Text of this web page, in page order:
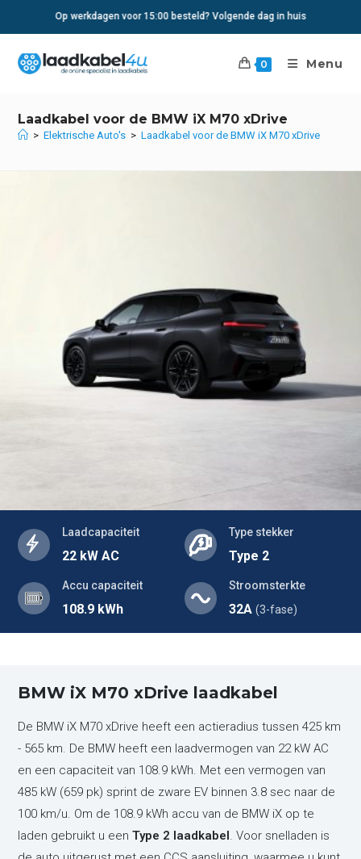
Op werkdagen voor 15:00 besteld? Volgende dag in huis
0 Menu
Laadkabel voor de BMW iX M70 xDrive
> Elektrische Auto's > Laadkabel voor de BMW iX M70 xDrive
Laadcapaciteit
22 kW AC
Type stekker
Type 2
Accu capaciteit
108.9 kWh
Stroomsterkte
32A (3-fase)
BMW iX M70 xDrive laadkabel
De BMW iX M70 xDrive heeft een actieradius tussen 425 km
- 565 km. De BMW heeft een laadvermogen van 22 kW AC
en een capaciteit van 108.9 kWh. Met een vermogen van
485 kW (659 pk) sprint de zware EV binnen 3.8 sec naar de
100 km/u. Om de 108.9 kWh accu van de BMW iX op te
laden gebruikt u eenType 2 laadkabel. Voor snelladen is